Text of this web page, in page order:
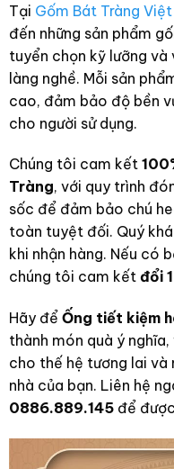
Tại Gốm Bát Tràng
đến những sản phẩm
tuyển chọn kỹ lưỡng
làng nghề. Mỗi sản
cao, đảm bảo độ bền
cho người sử dụng.
Chúng tôi cam kết
Tràng, với quy trình
sốc để đảm bảo chú
toàn tuyệt đối. Quý
khi nhận hàng. Nếu có
chúng tôi cam kết đổi
Hãy để Ống tiết kiệm
thành món quà ý
cho thế hệ tương lai và
nhà của bạn. Liên hệ
0886.889.145để